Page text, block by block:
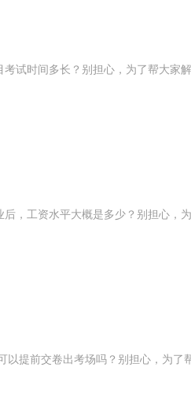
试时间多长？别担心，为了帮大家
，工资水平大概是多少？别担心，
提前交卷出考场吗？别担心，为了